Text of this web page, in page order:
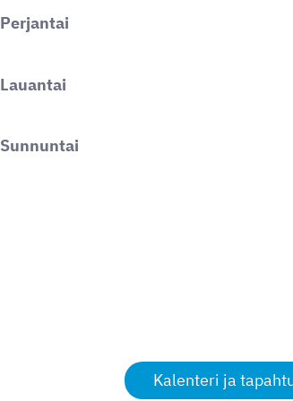
Perjantai
Lauantai
Sunnuntai
Kalenteri ja